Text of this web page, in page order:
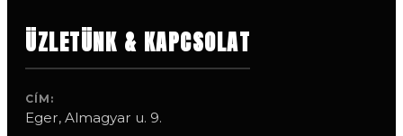
ÜZLETÜNK & KAPCSOLAT
CÍM:
Eger, Almagyar u. 9.